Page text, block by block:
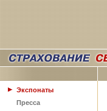
Экспонаты
Пресса